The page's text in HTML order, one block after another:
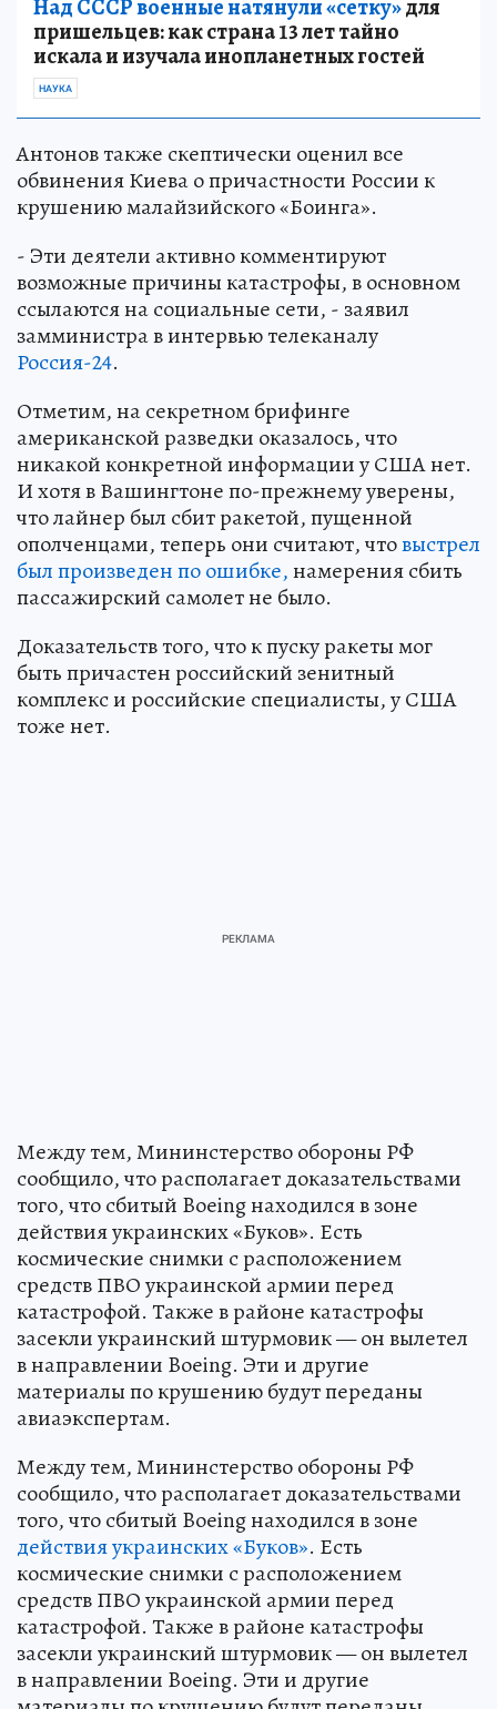
Над СССР военные натянули «сетку»для
пришельцев: как страна 13 лет тайно
искала и изучала инопланетных гостей
НАУКА
Антонов также скептически оценил все
обвинения Киева о причастности России к
крушению малайзийского «Боинга».
- Эти деятели активно комментируют
возможные причины катастрофы, в основном
ссылаются на социальные сети, - заявил
замминистра в интервью телеканалу
Россия-24.
Отметим, на секретном брифинге
американской разведки оказалось, что
никакой конкретной информации у США нет.
И хотя в Вашингтоне по-прежнему уверены,
что лайнер был сбит ракетой, пущенной
ополченцами, теперь они считают, чтовыстрел
был произведен по ошибке,намерения сбить
пассажирский самолет не было.
Доказательств того, что к пуску ракеты мог
быть причастен российский зенитный
комплекс и российские специалисты, у США
тоже нет.
Между тем, Мининстерство обороны РФ
сообщило, что располагает доказательствами
того, что сбитый Boeing находился в зоне
действия украинских «Буков». Есть
космические снимки с расположением
средств ПВО украинской армии перед
катастрофой. Также в районе катастрофы
засекли украинский штурмовик — он вылетел
в направлении Boeing. Эти и другие
материалы по крушению будут переданы
авиаэкспертам.
Между тем, Мининстерство обороны РФ
сообщило, что располагает доказательствами
того, что сбитый Boeing находился в зоне
действия украинских «Буков». Есть
космические снимки с расположением
средств ПВО украинской армии перед
катастрофой. Также в районе катастрофы
засекли украинский штурмовик — он вылетел
в направлении Boeing. Эти и другие